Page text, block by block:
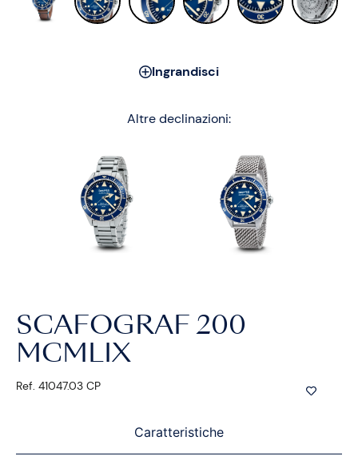
Ingrandisci
Altre declinazioni:
SCAFOGRAF 200
MCMLIX
Ref. 41047.03 CP
Caratteristiche